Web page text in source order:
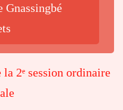
2ᵉ session ordinaire